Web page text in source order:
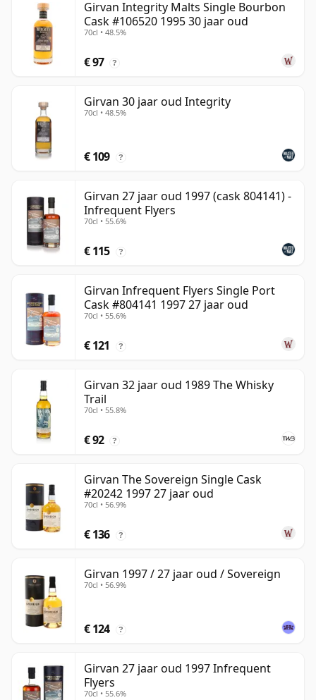
Girvan Integrity Malts Single Bourbon
Cask #106520 1995 30 jaar oud
70cl • 48.5%
€ 97 ?
Girvan 30 jaar oud Integrity
70cl • 48.5%
€ 109 ?
Girvan 27 jaar oud 1997 (cask 804141) -
Infrequent Flyers
70cl • 55.6%
€ 115 ?
Girvan Infrequent Flyers Single Port
Cask #804141 1997 27 jaar oud
70cl • 55.6%
€ 121 ?
Girvan 32 jaar oud 1989 The Whisky
Trail
70cl • 55.8%
€ 92 ?
Girvan The Sovereign Single Cask
#20242 1997 27 jaar oud
70cl • 56.9%
€ 136 ?
Girvan 1997 / 27 jaar oud / Sovereign
70cl • 56.9%
€ 124 ?
Girvan 27 jaar oud 1997 Infrequent
Flyers
70cl • 55.6%